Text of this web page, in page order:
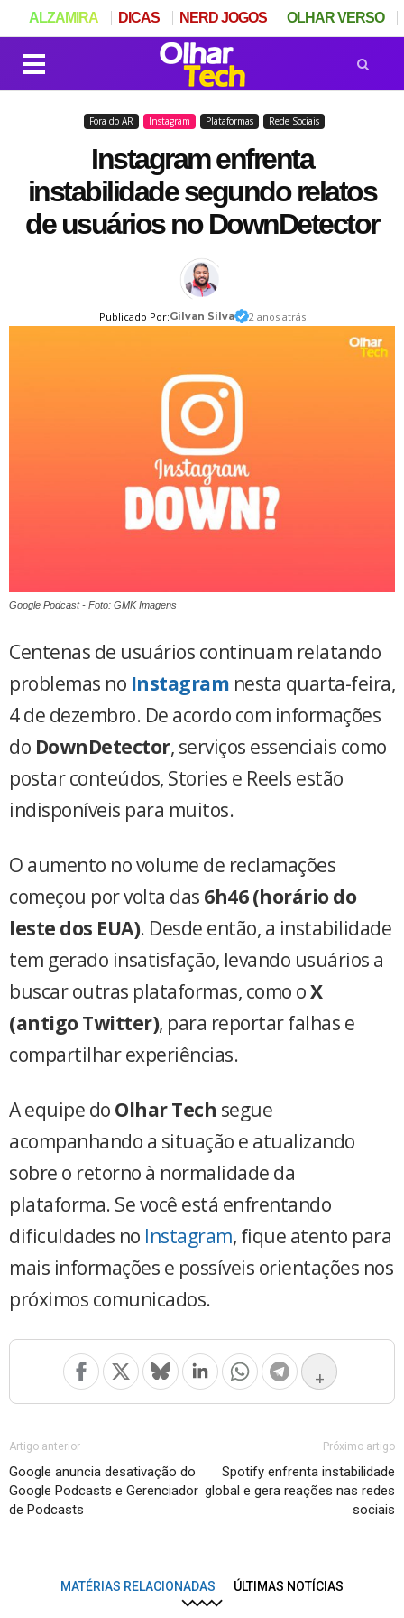
Fora do AR Instagram Plataformas Rede Sociais
Instagram enfrenta
instabilidade segundo relatos
de usuários no DownDetector
Publicado Por:Gilvan Silva 2 anos atrás
Google Podcast - Foto: GMK Imagens
Centenas de usuários continuam relatando
problemas no Instagram nesta quarta-feira,
4 de dezembro. De acordo com informações
do DownDetector, serviços essenciais como
postar conteúdos, Stories e Reels estão
indisponíveis para muitos.
O aumento no volume de reclamações
começou por volta das 6h46 (horário do
leste dos EUA). Desde então, a instabilidade
tem gerado insatisfação, levando usuários a
buscar outras plataformas, como oX
(antigo Twitter), para reportar falhas e
compartilhar experiências.
A equipe do Olhar Tech segue
acompanhando a situação e atualizando
sobre o retorno à normalidade da
plataforma. Se você está enfrentando
dificuldades no Instagram, fique atento para
mais informações e possíveis orientações nos
próximos comunicados.
+
Artigo anterior
Google anuncia desativação do
Google Podcasts e Gerenciador
de Podcasts
Próximo artigo
Spotify enfrenta instabilidade
global e gera reações nas redes
sociais
MATÉRIAS RELACIONADAS ÚLTIMAS NOTÍCIAS
ALZAMIRA DICAS NERD JOGOS OLHAR VERSO